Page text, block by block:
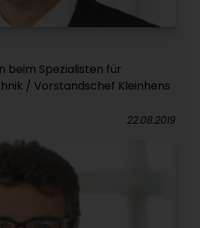
beim Spezialisten für
/ Vorstandschef Kleinhens
22.08.2019